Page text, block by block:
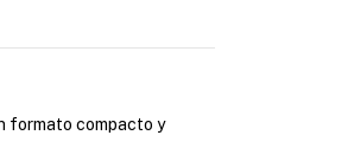
formato compacto y